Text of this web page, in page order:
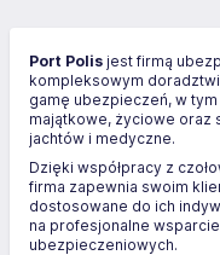
Port Polis jest firmą
kompleksowym
gamę ubezpieczeń, w tym
majątkowe, życiowe oraz
jachtów i medyczne.
Dzięki współpracy z
firma zapewnia swoim
dostosowane do ich
na profesjonalne
ubezpieczeniowych.